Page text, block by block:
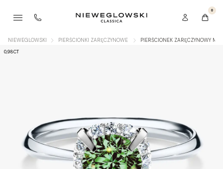
0
NIEWEGLOWSKI PIERŚCIONKI ZARĘCZYNOWE PIERŚCIONEK ZARĘCZYNOWY
0,98CT